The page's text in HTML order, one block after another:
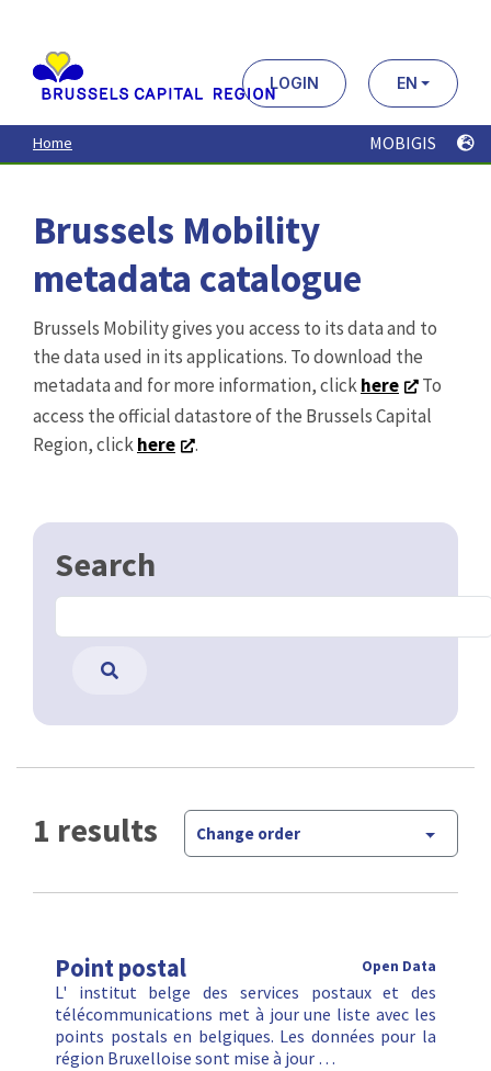
contenu
principal
LOGIN EN
Home MOBIGIS
Brussels Mobility
metadata catalogue
Brussels Mobility gives you access to its data and to
the data used in its applications. To download the
metadata and for more information, clickhere
To
access the official datastore of the Brussels Capital
Region, clickhere .
Search
1 results Change order
Point postal Open Data
L' institut belge des services postaux et des
télécommunications met à jour une liste avec les
points postals en belgiques. Les données pour la
région Bruxelloise sont mise à jour …